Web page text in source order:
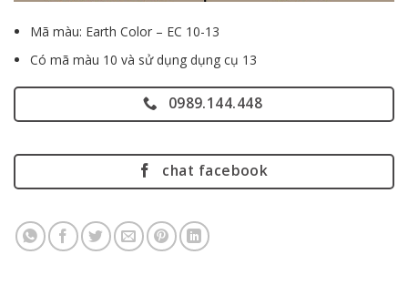
Mã màu: Earth Color – EC 10-13
Có mã màu 10 và sử dụng dụng cụ 13
0989.144.448
chat facebook